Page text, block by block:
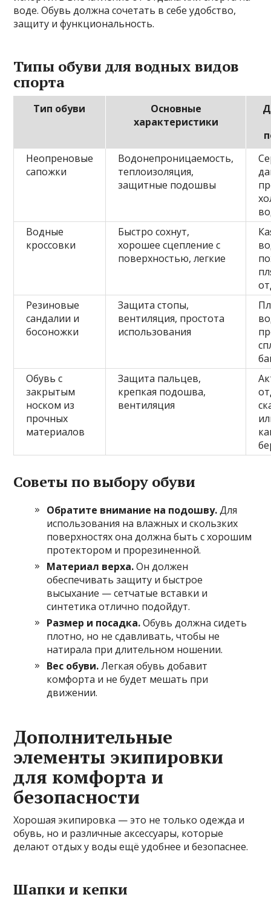
воде. Обувь должна сочетать в себе удобство,
защиту и функциональность.
Типы обуви для водных видов
спорта
Тип обуви
Основные
характеристики
Неопреновые
сапожки
Водонепроницаемость,
теплоизоляция,
защитные подошвы
Водные
кроссовки
Быстро сохнут,
хорошее сцепление с
поверхностью, легкие
Резиновые
сандалии и
босоножки
Защита стопы,
вентиляция, простота
использования
Обувь с
закрытым
носком из
прочных
материалов
Защита пальцев,
крепкая подошва,
вентиляция
Советы по выбору обуви
Обратите внимание на подошву.Для
использования на влажных и скользких
поверхностях она должна быть с хорошим
протектором и прорезиненной.
Материал верха.Он должен
обеспечивать защиту и быстрое
высыхание — сетчатые вставки и
синтетика отлично подойдут.
Размер и посадка.Обувь должна сидеть
плотно, но не сдавливать, чтобы не
натирала при длительном ношении.
Вес обуви.Легкая обувь добавит
комфорта и не будет мешать при
движении.
Дополнительные
элементы экипировки
для комфорта и
безопасности
Хорошая экипировка — это не только одежда и
обувь, но и различные аксессуары, которые
делают отдых у воды ещё удобнее и безопаснее.
Шапки и кепки